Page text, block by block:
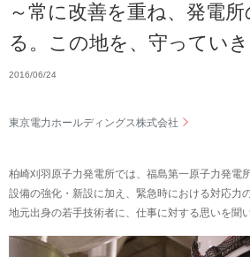
～常に改善を重ね、発電
る。この地を、守っていき
2016/06/24
東京電力ホールディングス株式会社
柏崎刈羽原子力発電所では、福島第一原子力発電
設備の強化・新設に加え、緊急時における対応力
地元出身の若手技術者に、仕事に対する思いを聞